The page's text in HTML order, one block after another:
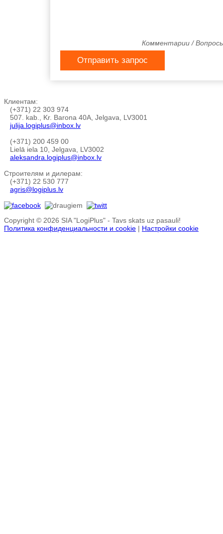
Комментарии /
Отправить запрос
Клиентам:
(+371) 22 303 974
507. kab., Kr. Barona 40A, Jelgava, LV3001
julija.logiplus@inbox.lv
(+371) 200 459 00
Lielā iela 10, Jelgava, LV3002
aleksandra.logiplus@inbox.lv
Строителям и дилерам:
(+371) 22 530 777
agris@logiplus.lv
Copyright © 2026 SIA "LogiPlus" - Tavs skats uz pasauli!
Политика конфиденциальности и cookie | Настройки cookie